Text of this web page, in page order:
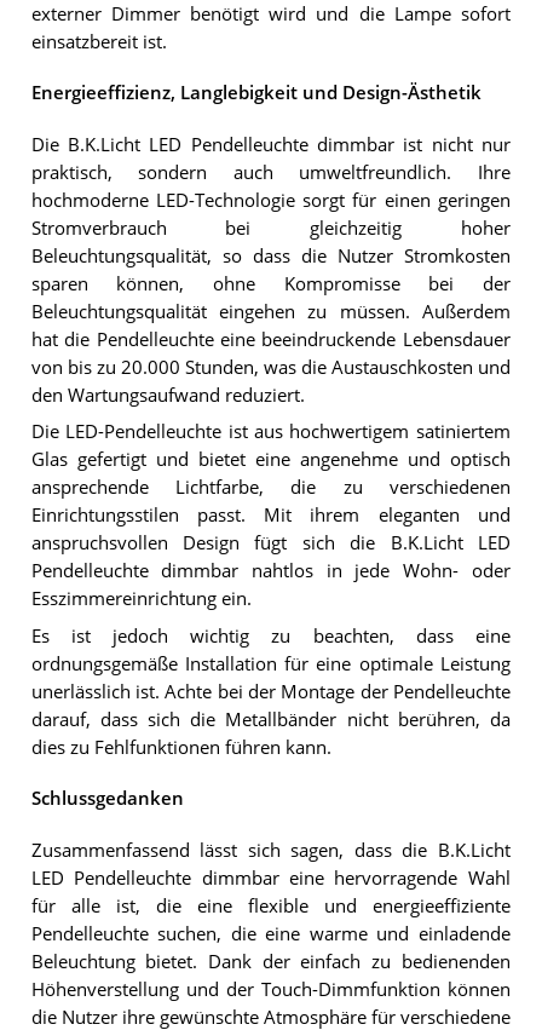
externer Dimmer benötigt wird und die Lampe sofort
einsatzbereit ist.
Energieeffizienz, Langlebigkeit und Design-Ästhetik
Die B.K.Licht LED Pendelleuchte dimmbar ist nicht nur
praktisch, sondern auch umweltfreundlich. Ihre
hochmoderne LED-Technologie sorgt für einen geringen
Stromverbrauch bei gleichzeitig hoher
Beleuchtungsqualität, so dass die Nutzer Stromkosten
sparen können, ohne Kompromisse bei der
Beleuchtungsqualität eingehen zu müssen. Außerdem
hat die Pendelleuchte eine beeindruckende Lebensdauer
von bis zu 20.000 Stunden, was die Austauschkosten und
den Wartungsaufwand reduziert.
Die LED-Pendelleuchte ist aus hochwertigem satiniertem
Glas gefertigt und bietet eine angenehme und optisch
ansprechende Lichtfarbe, die zu verschiedenen
Einrichtungsstilen passt. Mit ihrem eleganten und
anspruchsvollen Design fügt sich die B.K.Licht LED
Pendelleuchte dimmbar nahtlos in jede Wohn- oder
Esszimmereinrichtung ein.
Es ist jedoch wichtig zu beachten, dass eine
ordnungsgemäße Installation für eine optimale Leistung
unerlässlich ist. Achte bei der Montage der Pendelleuchte
darauf, dass sich die Metallbänder nicht berühren, da
dies zu Fehlfunktionen führen kann.
Schlussgedanken
Zusammenfassend lässt sich sagen, dass die B.K.Licht
LED Pendelleuchte dimmbar eine hervorragende Wahl
für alle ist, die eine flexible und energieeffiziente
Pendelleuchte suchen, die eine warme und einladende
Beleuchtung bietet. Dank der einfach zu bedienenden
Höhenverstellung und der Touch-Dimmfunktion können
die Nutzer ihre gewünschte Atmosphäre für verschiedene